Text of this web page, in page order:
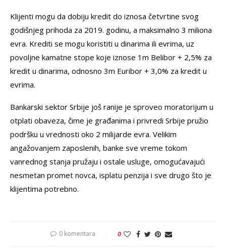
Klijenti mogu da dobiju kredit do iznosa četvrtine svog
godišnjeg prihoda za 2019. godinu, a maksimalno 3 miliona
evra. Krediti se mogu koristiti u dinarima ili evrima, uz
povoljne kamatne stope koje iznose 1m Belibor + 2,5% za
kredit u dinarima, odnosno 3m Euribor + 3,0% za kredit u
evrima.
Bankarski sektor Srbije još ranije je sproveo moratorijum u
otplati obaveza, čime je građanima i privredi Srbije pružio
podršku u vrednosti oko 2 milijarde evra. Velikim
angažovanjem zaposlenih, banke sve vreme tokom
vanrednog stanja pružaju i ostale usluge, omogućavajući
nesmetan promet novca, isplatu penzija i sve drugo što je
klijentima potrebno.
0 komentara 0